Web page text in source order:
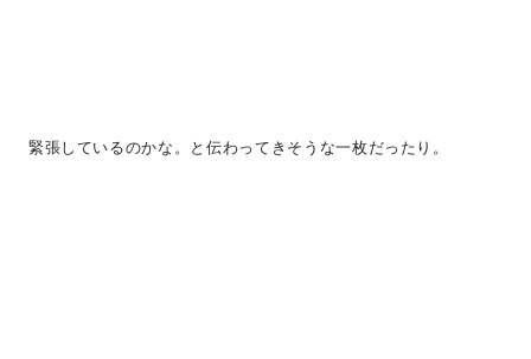
緊張しているのかな。と伝わってきそうな一枚だったり。